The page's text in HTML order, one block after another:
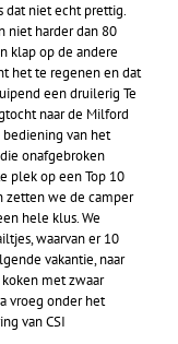
dat niet echt prettig.
niet harder dan 80
klap op de andere
het te regenen en dat
een druilerig Te
naar de Milford
van het
onafgebroken
plek op een Top 10
zetten we de camper
hele klus. We
waarvan er 10
vakantie, naar
met zwaar
vroeg onder het
van CSI